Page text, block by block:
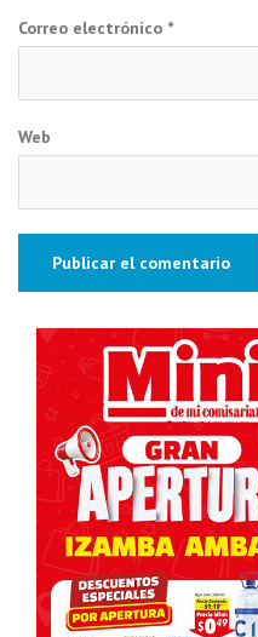
Correo electrónico *
Web